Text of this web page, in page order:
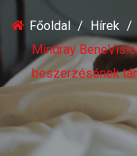
Főoldal
Hírek
Mindray
beszerzésének